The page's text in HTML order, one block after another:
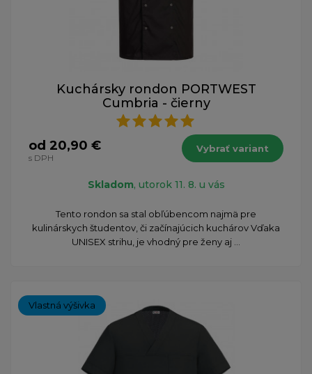
Kuchársky rondon PORTWEST
Cumbria - čierny
od 20,90 €
s DPH
Vybrať variant
Skladom, utorok 11. 8. u vás
​Tento rondon sa stal obľúbencom najmä pre
kulinárskych študentov, či začínajúcich kuchárov Vďaka
UNISEX strihu, je vhodný pre ženy aj ...
Vlastná výšivka